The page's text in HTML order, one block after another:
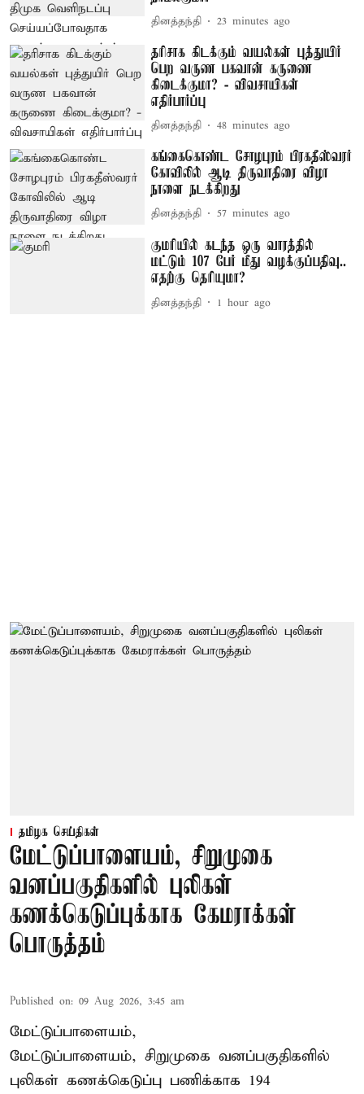
தினத்தந்தி 23 minutes ago
தரிசாக கிடக்கும் வயல்கள் புத்துயிர்
பெற வருண பகவான் கருணை
கிடைக்குமா? - விவசாயிகள்
எதிர்பார்ப்பு
தினத்தந்தி 48 minutes ago
கங்கைகொண்ட சோழபுரம் பிரகதீஸ்வரர்
கோவிலில் ஆடி திருவாதிரை விழா
நாளை நடக்கிறது
தினத்தந்தி 57 minutes ago
குமரியில் கடந்த ஒரு வாரத்தில்
மட்டும் 107 பேர் மீது வழக்குப்பதிவு..
எதற்கு தெரியுமா?
தினத்தந்தி 1 hour ago
தமிழக செய்திகள்
மேட்டுப்பாளையம், சிறுமுகை
வனப்பகுதிகளில் புலிகள்
கணக்கெடுப்புக்காக கேமராக்கள்
பொருத்தம்
Published on: 09 Aug 2026, 3:45 am
மேட்டுப்பாளையம்,
மேட்டுப்பாளையம், சிறுமுகை வனப்பகுதிகளில்
புலிகள் கணக்கெடுப்பு பணிக்காக 194